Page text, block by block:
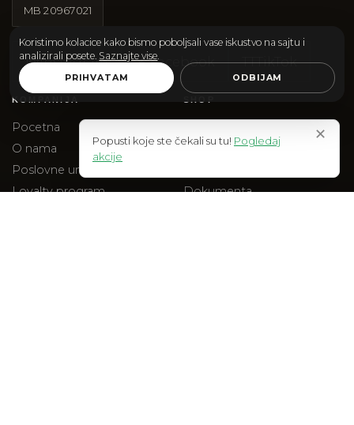
MB20967021
Instagram Facebook TTTikTok
KOMPANIJA
Pocetna
O nama
Poslovne uniforme
Loyalty program
Akcije
Dokumenta
Koristimo kolacice kako bismo poboljsali vase iskustvo na sajtu i
analizirali posete. Saznajte vise
PRIHVATAM ODBIJAM
✕
Popusti koje ste čekali su tu! Pogledaj
akcije